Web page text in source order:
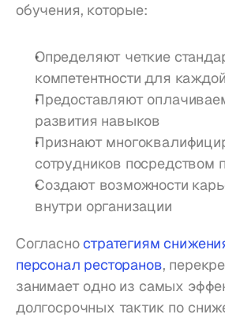
обучения, которые:
Определяют четкие
компетентности для
Предоставляют
развития навыков
Признают
сотрудников посредством
Создают возможности
внутри организации
Согласно стратегиям
персонал ресторанов,
занимает одно из самых
долгосрочных тактик по